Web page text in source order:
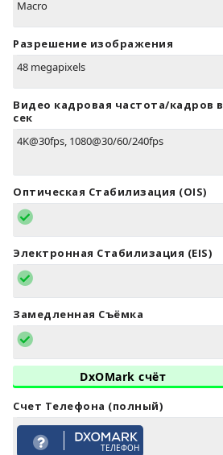
Macro
Разрешение изображения
48 megapixels
Видео кадровая частота/кадров в
сек
4K@30fps, 1080@30/60/240fps
Оптическая Стабилизация (OIS)
Электронная Стабилизация (EIS)
Замедленная Съёмка
DxOMark счёт
Счет Телефона (полный)
ТЕЛЕФОН